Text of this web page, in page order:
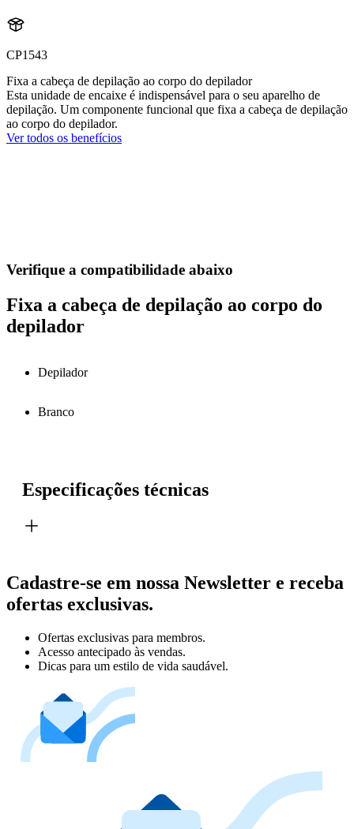
CP1543
Fixa a cabeça de depilação ao corpo do depilador
Esta unidade de encaixe é indispensável para o seu aparelho de
depilação. Um componente funcional que fixa a cabeça de depilação
ao corpo do depilador.
Ver todos os benefícios
Verifique a compatibilidade abaixo
Fixa a cabeça de depilação ao corpo do
depilador
Depilador
Branco
Especificações técnicas
Cadastre-se em nossa Newsletter e receba
ofertas exclusivas.
Ofertas exclusivas para membros.
Acesso antecipado às vendas.
Dicas para um estilo de vida saudável.